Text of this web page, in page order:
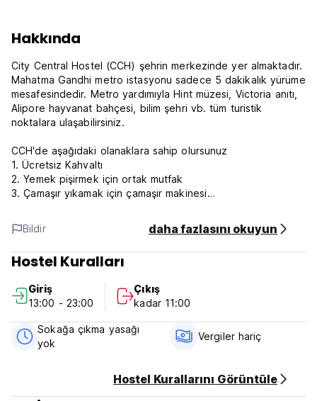
Hakkında
City Central Hostel (CCH) şehrin merkezinde yer almaktadır.
Mahatma Gandhi metro istasyonu sadece 5 dakikalık yürüme
mesafesindedir. Metro yardımıyla Hint müzesi, Victoria anıtı,
Alipore hayvanat bahçesi, bilim şehri vb. tüm turistik
noktalara ulaşabilirsiniz.
CCH'de aşağıdaki olanaklara sahip olursunuz
1. Ücretsiz Kahvaltı
2. Yemek pişirmek için ortak mutfak
3. Çamaşır yıkamak için çamaşır makinesi
5. Ücretsiz Wi-Fi
6. Ücretsiz çıktı ve tarama
7. oynanacak oyunlar
8. Amazon Prime video ve Netflix aboneliği mevcut
10. İlgili restoranlardan indirimli yiyecekler
11. Turistik noktalarda indirimli biletler
***Gayrimenkul Politikaları***
İptal politikası: Varıştan 2 gün önce. Geç iptal veya
gecesinin ücreti tahsil edilecektir.
Bildir daha fazlasını okuyun
Hostel Kuralları
Giriş
13:00 - 23:00
Çıkış
kadar 11:00
Sokağa çıkma yasağı
yok
Vergiler hariç
Hostel Kurallarını Görüntüle